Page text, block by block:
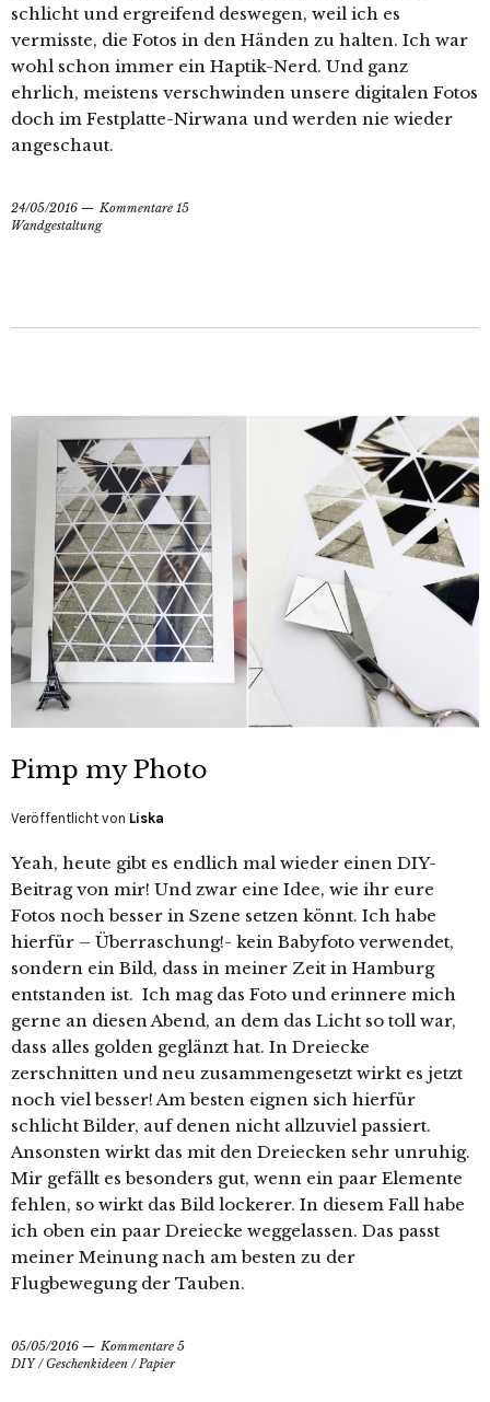
schlicht und ergreifend deswegen, weil ich es
vermisste, die Fotos in den Händen zu halten. Ich war
wohl schon immer ein Haptik-Nerd. Und ganz
ehrlich, meistens verschwinden unsere digitalen Fotos
doch im Festplatte-Nirwana und werden nie wieder
angeschaut.
24/05/2016
Kommentare 15
Wandgestaltung
Pimp my Photo
Veröffentlicht von Liska
Yeah, heute gibt es endlich mal wieder einen DIY-
Beitrag von mir! Und zwar eine Idee, wie ihr eure
Fotos noch besser in Szene setzen könnt. Ich habe
hierfür – Überraschung!- kein Babyfoto verwendet,
sondern ein Bild, dass in meiner Zeit in Hamburg
entstanden ist. Ich mag das Foto und erinnere mich
gerne an diesen Abend, an dem das Licht so toll war,
dass alles golden geglänzt hat. In Dreiecke
zerschnitten und neu zusammengesetzt wirkt es jetzt
noch viel besser! Am besten eignen sich hierfür
schlicht Bilder, auf denen nicht allzuviel passiert.
Ansonsten wirkt das mit den Dreiecken sehr unruhig.
Mir gefällt es besonders gut, wenn ein paar Elemente
fehlen, so wirkt das Bild lockerer. In diesem Fall habe
ich oben ein paar Dreiecke weggelassen. Das passt
meiner Meinung nach am besten zu der
Flugbewegung der Tauben.
05/05/2016
Kommentare 5
DIY/Geschenkideen /Papier